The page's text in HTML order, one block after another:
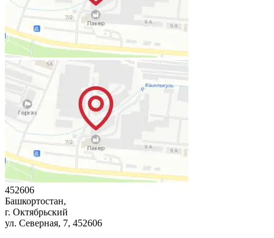
452606
Башкортостан,
г. Октябрьский
ул. Северная, 7, 452606